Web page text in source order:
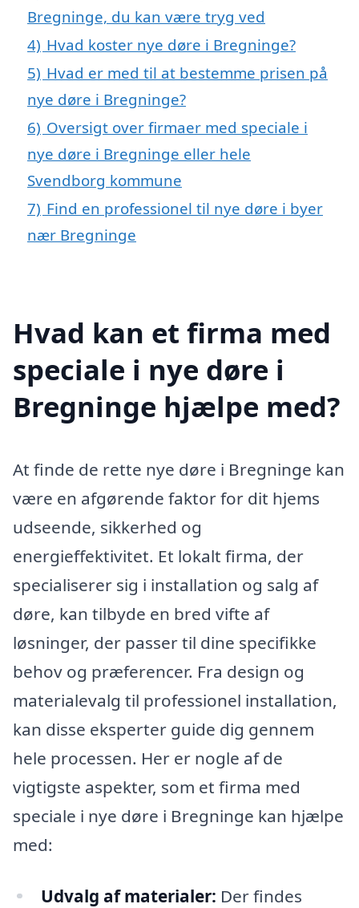
Bregninge, du kan være tryg ved
4) Hvad koster nye døre i Bregninge?
5) Hvad er med til at bestemme prisen på
nye døre i Bregninge?
6) Oversigt over firmaer med speciale i
nye døre i Bregninge eller hele
Svendborg kommune
7) Find en professionel til nye døre i byer
nær Bregninge
Hvad kan et firma med
speciale i nye døre i
Bregninge hjælpe med?
At finde de rette nye døre i Bregninge kan
være en afgørende faktor for dit hjems
udseende, sikkerhed og
energieffektivitet. Et lokalt firma, der
specialiserer sig i installation og salg af
døre, kan tilbyde en bred vifte af
løsninger, der passer til dine specifikke
behov og præferencer. Fra design og
materialevalg til professionel installation,
kan disse eksperter guide dig gennem
hele processen. Her er nogle af de
vigtigste aspekter, som et firma med
speciale i nye døre i Bregninge kan hjælpe
med:
Udvalg af materialer: Der findes